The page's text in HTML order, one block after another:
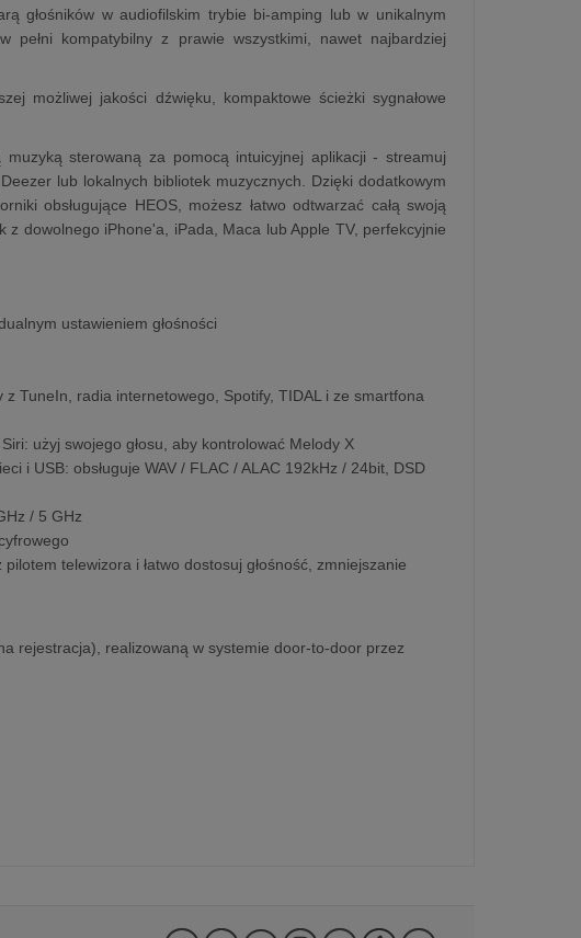
głośników w audiofilskim trybie bi-amping lub w unikalnym
kompatybilny z prawie wszystkimi, nawet najbardziej
możliwej jakości dźwięku, kompaktowe ścieżki sygnałowe
sterowaną za pomocą intuicyjnej aplikacji - streamuj
lub lokalnych bibliotek muzycznych. Dzięki dodatkowym
obsługujące HEOS, możesz łatwo odtwarzać całą swoją
dowolnego iPhone'a, iPada, Maca lub Apple TV, perfekcyjnie
ustawieniem głośności
TuneIn, radia internetowego, Spotify, TIDAL i ze smartfona
użyj swojego głosu, aby kontrolować Melody X
i USB: obsługuje WAV / FLAC / ALAC 192kHz / 24bit, DSD
/ 5 GHz
telewizora i łatwo dostosuj głośność, zmniejszanie
rejestracja), realizowaną w systemie door-to-door przez